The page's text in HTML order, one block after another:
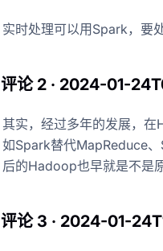
实时处理可以用Spark，要
评论 2 · 2024-01-
其实，经过多年的发展，
如Spark替代MapReduce
后的Hadoop也早就是不是
评论 3 · 2024-01-